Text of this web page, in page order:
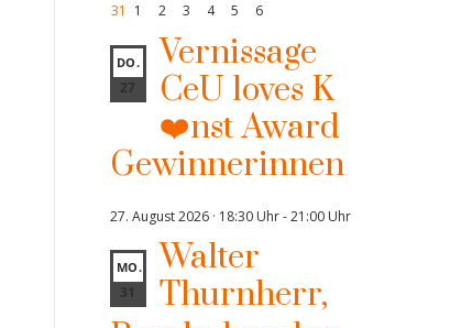
31
1 2 3 4 5 6
DO.
27
Vernissage
CeU loves K
❤️nst Award
Gewinnerinnen
27. August 2026 · 18:30 Uhr-21:00 Uhr
MO.
31
Walter
Thurnherr,